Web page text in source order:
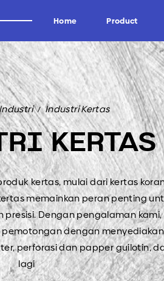
Home Product
Industri
& PVC
Brand
Wagen
Uddeholm
Oscar
Forrezienne
Zieger
Kadur
Midaci
Kadur TCT & HSS
Arden
Industri Kertas
KERTAS
kertas, mulai dari kertas
memainkan peran penting
Dengan pengalaman
dengan
perforasi dan papper guilotin,
lagi